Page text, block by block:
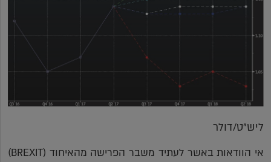
ליש"ט/דולר
אי הוודאות באשר לעתיד משבר הפרישה מהאיחוד (BREXIT)